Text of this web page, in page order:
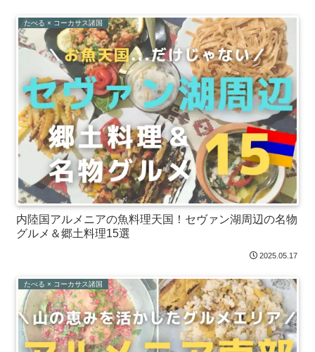
たべる × コーカサス諸国
内陸国アルメニアの魚料理天国！セヴァン湖周辺の名物
グルメ＆郷土料理15選
2025.05.17
たべる × コーカサス諸国